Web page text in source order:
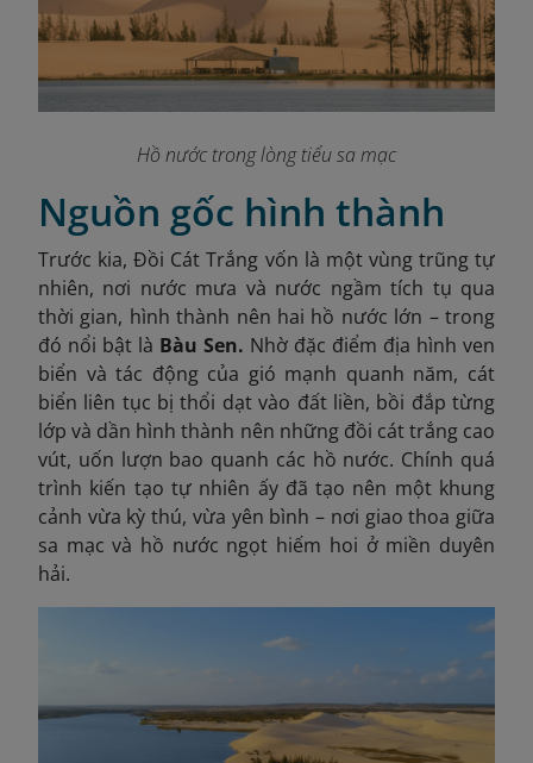
Hồ nước trong lòng tiểu sa mạc
Nguồn gốc hình thành
Trước kia, Đồi Cát Trắng vốn là một vùng trũng tự
nhiên, nơi nước mưa và nước ngầm tích tụ qua
thời gian, hình thành nên hai hồ nước lớn – trong
đó nổi bật là Bàu Sen. Nhờ đặc điểm địa hình ven
biển và tác động của gió mạnh quanh năm, cát
biển liên tục bị thổi dạt vào đất liền, bồi đắp từng
lớp và dần hình thành nên những đồi cát trắng cao
vút, uốn lượn bao quanh các hồ nước. Chính quá
trình kiến tạo tự nhiên ấy đã tạo nên một khung
cảnh vừa kỳ thú, vừa yên bình – nơi giao thoa giữa
sa mạc và hồ nước ngọt hiếm hoi ở miền duyên
hải.